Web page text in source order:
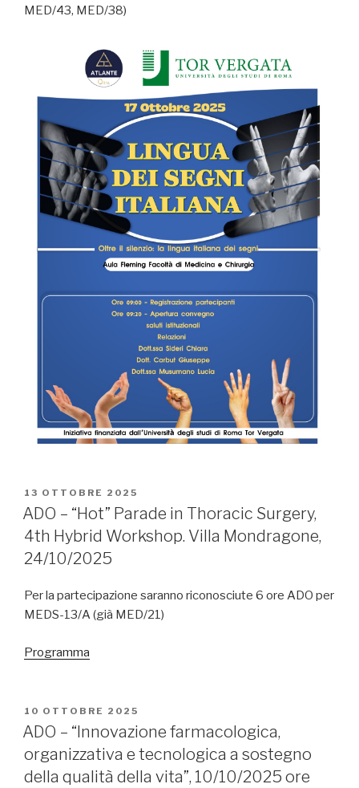
MED/43, MED/38)
PUBBLICATO
IL
13 OTTOBRE 2025
ADO – “Hot” Parade in Thoracic Surgery,
4th Hybrid Workshop. Villa Mondragone,
24/10/2025
Per la partecipazione saranno riconosciute 6 ore ADO per
MEDS-13/A (già MED/21)
Programma
PUBBLICATO
IL
10 OTTOBRE 2025
ADO – “Innovazione farmacologica,
organizzativa e tecnologica a sostegno
della qualità della vita”, 10/10/2025 ore